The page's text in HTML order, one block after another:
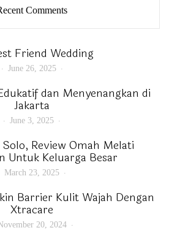
Comments
Friend Wedding
June 26, 2025
dan Menyenangkan di
Jakarta
June 3, 2025
Review Omah Melati
Untuk Keluarga Besar
March 23, 2025
Barrier Kulit Wajah Dengan
Xtracare
20, 2024